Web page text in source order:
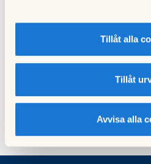
Tillåt alla
Tillåt
Avvisa alla
Vänlig påminnelse om